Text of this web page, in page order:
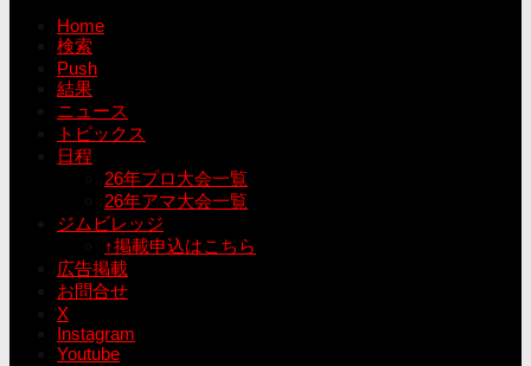
Home
検索
Push
結果
ニュース
トピックス
日程
26年プロ大会一覧
26年アマ大会一覧
ジムビレッジ
↑掲載申込はこちら
広告掲載
お問合せ
X
Instagram
Youtube